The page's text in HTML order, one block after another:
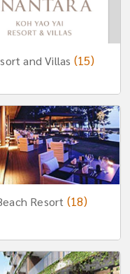
and Villas (15)
Resort (18)